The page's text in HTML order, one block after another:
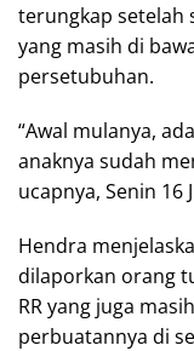
terungkap setelah
yang masih di
persetubuhan.
“Awal mulanya,
anaknya sudah
ucapnya, Senin 16
Hendra
dilaporkan orang
RR yang juga
perbuatannya di